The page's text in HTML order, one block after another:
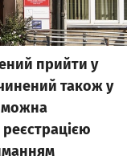
прийти у
також у
можна
реєстрацією